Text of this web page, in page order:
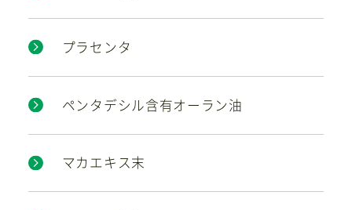
プラセンタ
ペンタデシル含有オーラン油
マカエキス末